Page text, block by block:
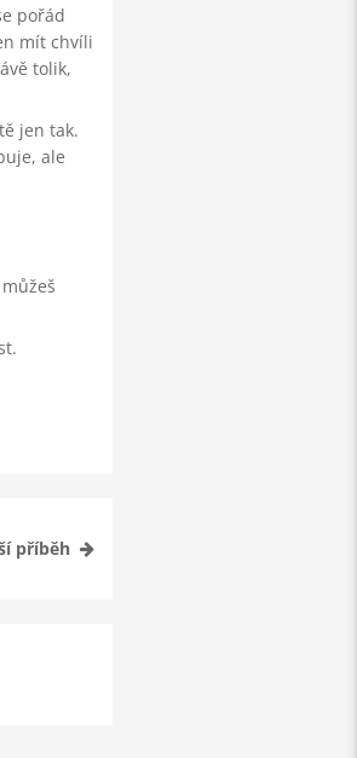
pořád
mít chvíli
tolik,
jen tak.
ale
příběh